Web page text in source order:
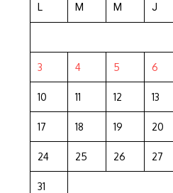
L M M J
3 4 5 6
10 11 12 13
17 18 19 20
24 25 26 27
31